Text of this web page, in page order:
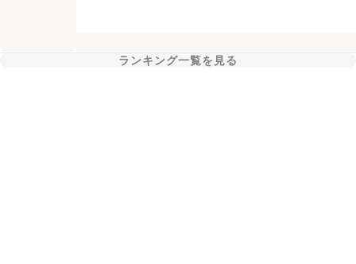
ランキング一覧を見る